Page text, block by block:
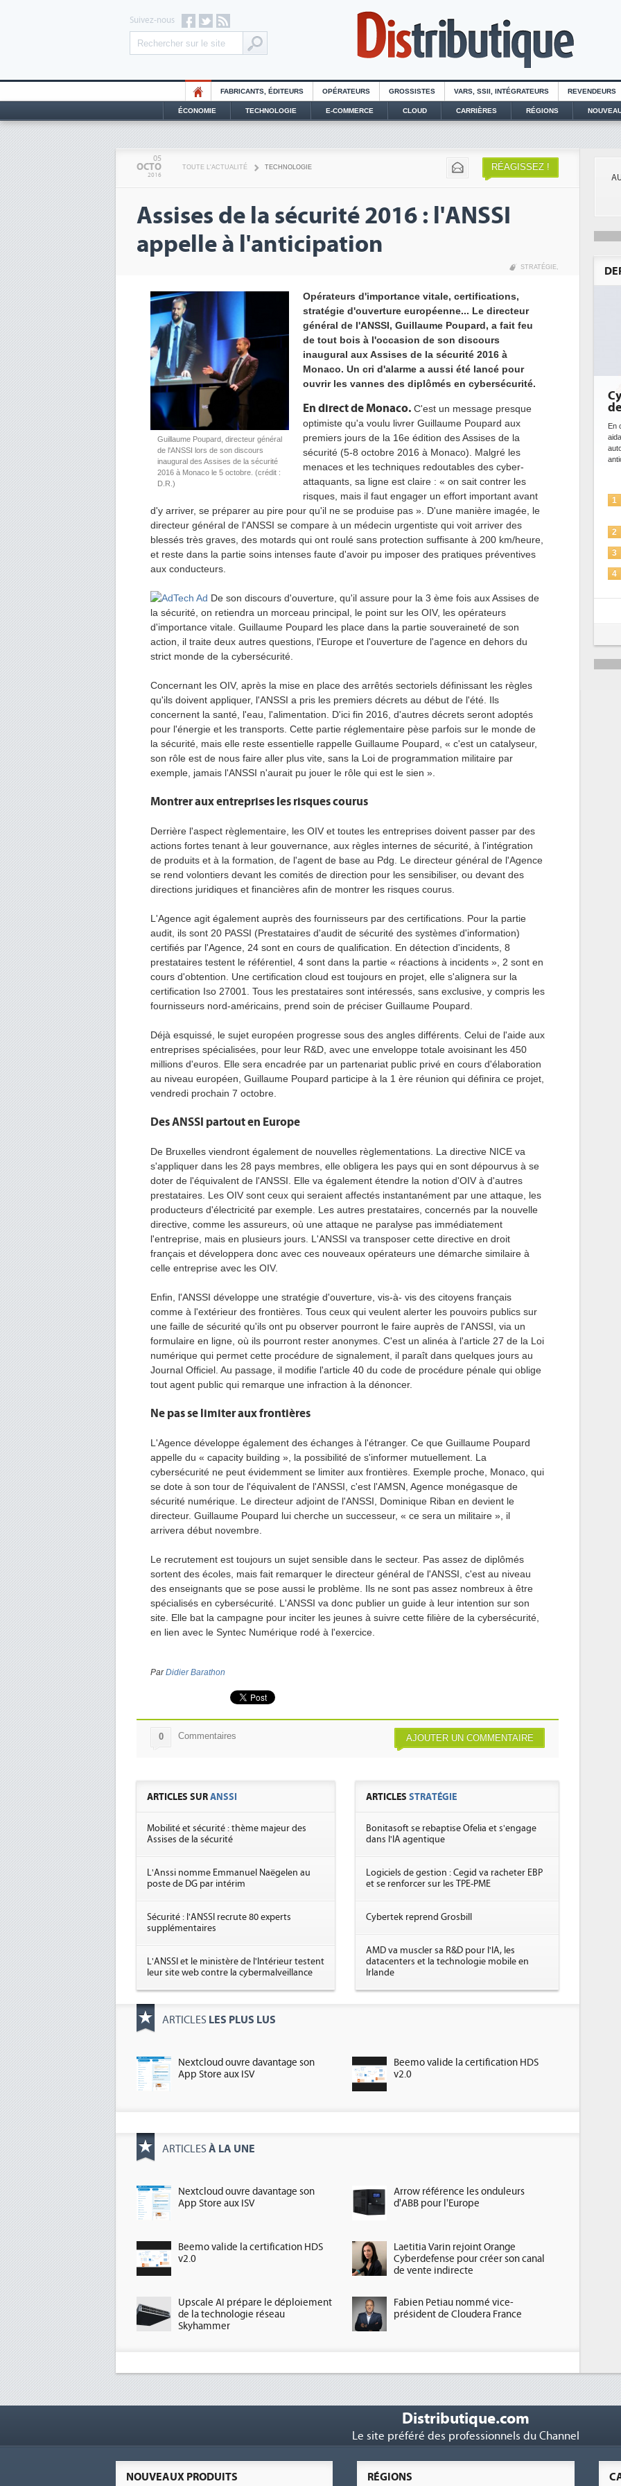
Suivez-nous
FABRICANTS, ÉDITEURS OPÉRATEURS GROSSISTES VARS, SSII, INTÉGRATEURS REVENDEURS
ÉCONOMIE TECHNOLOGIE E-COMMERCE CLOUD CARRIÈRES RÉGIONS
05
OCTO
2016
TOUTE L'ACTUALITÉ TECHNOLOGIE RÉAGISSEZ !
Assises de la sécurité 2016 : l'ANSSI
appelle à l'anticipation
STRATÉGIE,
Guillaume Poupard, directeur général
de l'ANSSI lors de son discours
inaugural des Assises de la sécurité
2016 à Monaco le 5 octobre. (crédit :
D.R.)
Opérateurs d'importance vitale, certifications,
stratégie d'ouverture européenne... Le directeur
général de l'ANSSI, Guillaume Poupard, a fait feu
de tout bois à l'occasion de son discours
inaugural aux Assises de la sécurité 2016 à
Monaco. Un cri d'alarme a aussi été lancé pour
ouvrir les vannes des diplômés en cybersécurité.
En direct de Monaco. C'est un message presque
optimiste qu'a voulu livrer Guillaume Poupard aux
premiers jours de la 16e édition des Assises de la
sécurité (5-8 octobre 2016 à Monaco). Malgré les
menaces et les techniques redoutables des cyber-
attaquants, sa ligne est claire : « on sait contrer les
risques, mais il faut engager un effort important avant
d'y arriver, se préparer au pire pour qu'il ne se produise pas ». D'une manière imagée, le
directeur général de l'ANSSI se compare à un médecin urgentiste qui voit arriver des
blessés très graves, des motards qui ont roulé sans protection suffisante à 200 km/heure,
et reste dans la partie soins intenses faute d'avoir pu imposer des pratiques préventives
aux conducteurs.
De son discours d'ouverture, qu'il assure pour la 3 ème fois aux Assises de
la sécurité, on retiendra un morceau principal, le point sur les OIV, les opérateurs
d'importance vitale. Guillaume Poupard les place dans la partie souveraineté de son
action, il traite deux autres questions, l'Europe et l'ouverture de l'agence en dehors du
strict monde de la cybersécurité.
Concernant les OIV, après la mise en place des arrêtés sectoriels définissant les règles
qu'ils doivent appliquer, l'ANSSI a pris les premiers décrets au début de l'été. Ils
concernent la santé, l'eau, l'alimentation. D'ici fin 2016, d'autres décrets seront adoptés
pour l'énergie et les transports. Cette partie réglementaire pèse parfois sur le monde de
la sécurité, mais elle reste essentielle rappelle Guillaume Poupard, « c'est un catalyseur,
son rôle est de nous faire aller plus vite, sans la Loi de programmation militaire par
exemple, jamais l'ANSSI n'aurait pu jouer le rôle qui est le sien ».
Montrer aux entreprises les risques courus
Derrière l'aspect règlementaire, les OIV et toutes les entreprises doivent passer par des
actions fortes tenant à leur gouvernance, aux règles internes de sécurité, à l'intégration
de produits et à la formation, de l'agent de base au Pdg. Le directeur général de l'Agence
se rend volontiers devant les comités de direction pour les sensibiliser, ou devant des
directions juridiques et financières afin de montrer les risques courus.
L'Agence agit également auprès des fournisseurs par des certifications. Pour la partie
audit, ils sont 20 PASSI (Prestataires d'audit de sécurité des systèmes d'information)
certifiés par l'Agence, 24 sont en cours de qualification. En détection d'incidents, 8
prestataires testent le référentiel, 4 sont dans la partie « réactions à incidents », 2 sont en
cours d'obtention. Une certification cloud est toujours en projet, elle s'alignera sur la
certification Iso 27001. Tous les prestataires sont intéressés, sans exclusive, y compris les
fournisseurs nord-américains, prend soin de préciser Guillaume Poupard.
Déjà esquissé, le sujet européen progresse sous des angles différents. Celui de l'aide aux
entreprises spécialisées, pour leur R&D, avec une enveloppe totale avoisinant les 450
millions d'euros. Elle sera encadrée par un partenariat public privé en cours d'élaboration
au niveau européen, Guillaume Poupard participe à la 1 ère réunion qui définira ce projet,
vendredi prochain 7 octobre.
Des ANSSI partout en Europe
De Bruxelles viendront également de nouvelles règlementations. La directive NICE va
s'appliquer dans les 28 pays membres, elle obligera les pays qui en sont dépourvus à se
doter de l'équivalent de l'ANSSI. Elle va également étendre la notion d'OIV à d'autres
prestataires. Les OIV sont ceux qui seraient affectés instantanément par une attaque, les
producteurs d'électricité par exemple. Les autres prestataires, concernés par la nouvelle
directive, comme les assureurs, où une attaque ne paralyse pas immédiatement
l'entreprise, mais en plusieurs jours. L'ANSSI va transposer cette directive en droit
français et développera donc avec ces nouveaux opérateurs une démarche similaire à
celle entreprise avec les OIV.
Enfin, l'ANSSI développe une stratégie d'ouverture, vis-à- vis des citoyens français
comme à l'extérieur des frontières. Tous ceux qui veulent alerter les pouvoirs publics sur
une faille de sécurité qu'ils ont pu observer pourront le faire auprès de l'ANSSI, via un
formulaire en ligne, où ils pourront rester anonymes. C'est un alinéa à l'article 27 de la Loi
numérique qui permet cette procédure de signalement, il paraît dans quelques jours au
Journal Officiel. Au passage, il modifie l'article 40 du code de procédure pénale qui oblige
tout agent public qui remarque une infraction à la dénoncer.
Ne pas se limiter aux frontières
L'Agence développe également des échanges à l'étranger. Ce que Guillaume Poupard
appelle du « capacity building », la possibilité de s'informer mutuellement. La
cybersécurité ne peut évidemment se limiter aux frontières. Exemple proche, Monaco, qui
se dote à son tour de l'équivalent de l'ANSSI, c'est l'AMSN, Agence monégasque de
sécurité numérique. Le directeur adjoint de l'ANSSI, Dominique Riban en devient le
directeur. Guillaume Poupard lui cherche un successeur, « ce sera un militaire », il
arrivera début novembre.
Le recrutement est toujours un sujet sensible dans le secteur. Pas assez de diplômés
sortent des écoles, mais fait remarquer le directeur général de l'ANSSI, c'est au niveau
des enseignants que se pose aussi le problème. Ils ne sont pas assez nombreux à être
spécialisés en cybersécurité. L'ANSSI va donc publier un guide à leur intention sur son
site. Elle bat la campagne pour inciter les jeunes à suivre cette filière de la cybersécurité,
en lien avec le Syntec Numérique rodé à l'exercice.
ParDidier Barathon
AJOUTER UN COMMENTAIRE
0 Commentaires
ARTICLES SURANSSI
Mobilité et sécurité : thème majeur des
Assises de la sécurité
L'Anssi nomme Emmanuel Naëgelen au
poste de DG par intérim
Sécurité : l'ANSSI recrute 80 experts
supplémentaires
L'ANSSI et le ministère de l'Intérieur testent
leur site web contre la cybermalveillance
ARTICLESSTRATÉGIE
Bonitasoft se rebaptise Ofelia et s'engage
dans l'IA agentique
Logiciels de gestion : Cegid va racheter EBP
et se renforcer sur les TPE-PME
Cybertek reprend Grosbill
AMD va muscler sa R&D pour l'IA, les
datacenters et la technologie mobile en
Irlande
ARTICLES LES PLUS LUS
Nextcloud ouvre davantage son
App Store aux ISV
Beemo valide la certification HDS
v2.0
ARTICLES À LA UNE
Nextcloud ouvre davantage son
App Store aux ISV
Arrow référence les onduleurs
d'ABB pour l'Europe
Beemo valide la certification HDS
v2.0
Laetitia Varin rejoint Orange
Cyberdefense pour créer son canal
de vente indirecte
Upscale AI prépare le déploiement
de la technologie réseau
Skyhammer
Fabien Petiau nommé vice-
président de Cloudera France
de l'IA
En cybersécurité, l'IA joue un double rôle : le gentil en
aidant à détecter et à prévenir les menaces, à
automatiser les processus de sécurité, à simuler et
1
L'IA, déjà bien présente dans les
solutions de sécurité et...
La sécurité des IA en question
3 Sécuriser les IA par l'IA
Une IA de confiance pour une IA
plus sûre ?
Distributique.com
Le site préféré des professionnels du Channel
NOUVEAUX PRODUITS RÉGIONS